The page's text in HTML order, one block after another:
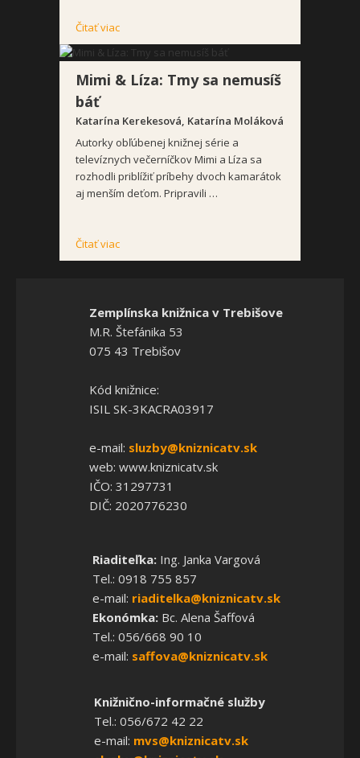
Čitať viac
Mimi & Líza: Tmy sa nemusíš
báť
Katarína Kerekesová, Katarína Moláková
Autorky obľúbenej knižnej série a
televíznych večerníčkov Mimi a Líza sa
rozhodli priblížiť príbehy dvoch kamarátok
aj menším deťom. Pripravili …
Čitať viac
Zemplínska knižnica v Trebišove
M.R. Štefánika 53
075 43 Trebišov
Kód knižnice:
ISIL SK-3KACRA03917
e-mail: sluzby@kniznicatv.sk
web: www.kniznicatv.sk
IČO: 31297731
DIČ: 2020776230
Riaditeľka:Ing. Janka Vargová
Tel.: 0918 755 857
e-mail: riaditelka@kniznicatv.sk
Ekonómka:Bc. Alena Šaffová
Tel.: 056/668 90 10
e-mail: saffova@kniznicatv.sk
Knižnično-informačné služby
Tel.: 056/672 42 22
e-mail: mvs@kniznicatv.sk